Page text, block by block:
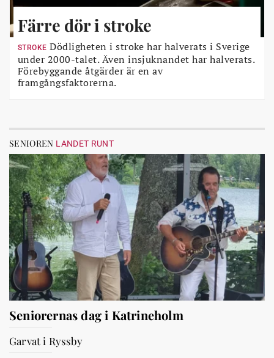
Färre dör i stroke
STROKE Dödligheten i stroke har halverats i Sverige
under 2000-talet. Även insjuknandet har halverats.
Förebyggande åtgärder är en av
framgångsfaktorerna.
SENIOREN LANDET RUNT
Seniorernas dag i Katrineholm
Garvat i Ryssby